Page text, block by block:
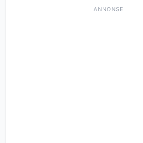
ANNONSE